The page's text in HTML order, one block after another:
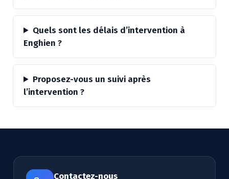
Quels sont les délais d’intervention à
Enghien ?
Proposez-vous un suivi après
l’intervention ?
Contactez-nous